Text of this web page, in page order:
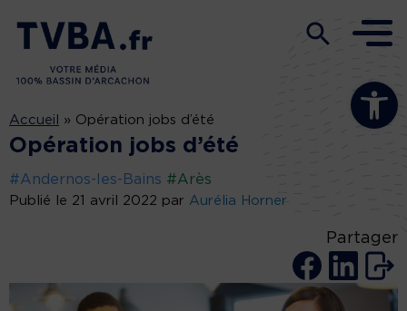
Ouvrir la
Accueil » Opération jobs d’été
Opération jobs d’été
#Andernos-les-Bains #Arès
Publié le 21 avril 2022 par Aurélia Horner
Partager